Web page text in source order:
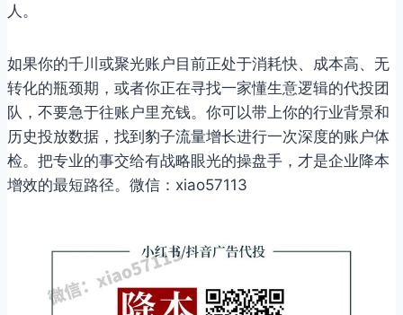
人。
如果你的千川或聚光账户目前正处于消耗快、成本高、无
转化的瓶颈期，或者你正在寻找一家懂生意逻辑的代投团
队，不要急于往账户里充钱。你可以带上你的行业背景和
历史投放数据，找到豹子流量增长进行一次深度的账户体
检。把专业的事交给有战略眼光的操盘手，才是企业降本
增效的最短路径。微信：xiao57113